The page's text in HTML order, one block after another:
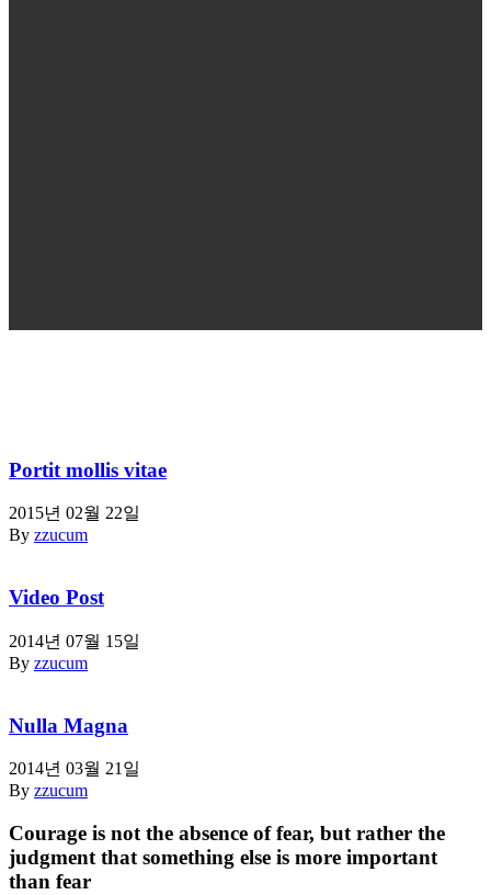
Portit mollis vitae
2015년 02월 22일
By zzucum
Video Post
2014년 07월 15일
By zzucum
Nulla Magna
2014년 03월 21일
By zzucum
Courage is not the absence of fear, but rather the
judgment that something else is more important
than fear